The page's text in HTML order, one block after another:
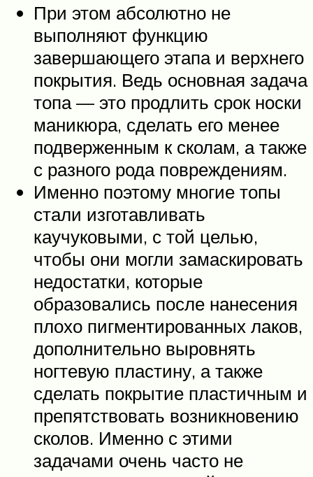
При этом абсолютно не
выполняют функцию
завершающего этапа и верхнего
покрытия. Ведь основная задача
топа — это продлить срок носки
маникюра, сделать его менее
подверженным к сколам, а также
с разного рода повреждениям.
Именно поэтому многие топы
стали изготавливать
каучуковыми, с той целью,
чтобы они могли замаскировать
недостатки, которые
образовались после нанесения
плохо пигментированных лаков,
дополнительно выровнять
ногтевую пластину, а также
сделать покрытие пластичным и
препятствовать возникновению
сколов. Именно с этими
задачами очень часто не